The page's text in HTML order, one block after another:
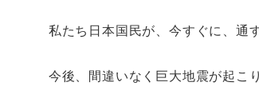
私たち日本国民が、今すぐに、通
今後、間違いなく巨大地震が起こ